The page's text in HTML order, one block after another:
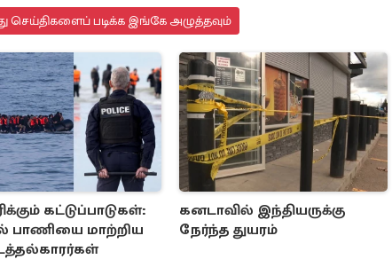
செய்திகளைப் படிக்க இங்கே அழுத்தவும்
கட்டுப்பாடுகள்:
பாணியை மாற்றிய
கனடாவில் இந்தியருக்கு
நேர்ந்த துயரம்